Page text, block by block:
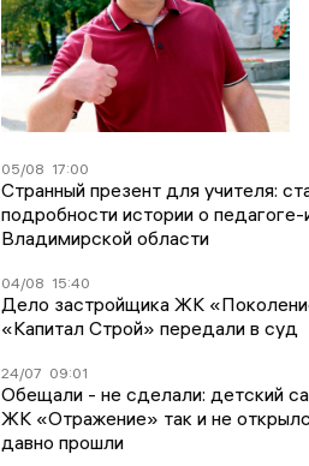
05/08 17:00
Странный презент для учителя:
подробности истории о
Владимирской области
04/08 15:40
Дело застройщика ЖК
«Капитал Строй» передали в суд
24/07 09:01
Обещали - не сделали: детский
ЖК «Отражение» так и не
давно прошли